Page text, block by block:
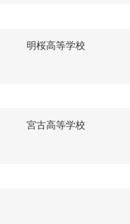
明桜高等学校
宮古高等学校